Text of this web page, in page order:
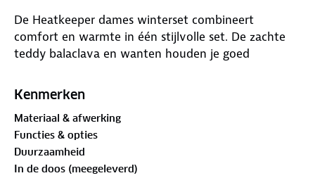
De Heatkeeper dames winterset combineert
comfort en warmte in één stijlvolle set. De zachte
teddy balaclava en wanten houden je goed
wandelingen, wintersport of dagelijks gebruik.
Gemaakt van 100% polyester met een superzachte
binnenkant die niet kriebelt en warmte goed
vasthoudt. Dankzij het elastische materiaal is de set
one size en past deze comfortabel bij vrijwel
iedereen. Verkrijgbaar in verschillende kleuren, zodat
Kenmerken
Materiaal & afwerking
Functies & opties
Duurzaamheid
In de doos (meegeleverd)